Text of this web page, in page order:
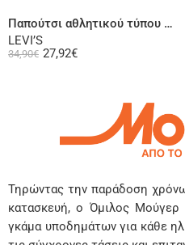
Παπούτσι αθλητικού τύπου τζην
LEVI’S
34,90€ 27,92€
Τηρώντας την παράδοση
κατασκευή, ο Όμιλος Μούγερ
γκάμα υποδημάτων για κάθε